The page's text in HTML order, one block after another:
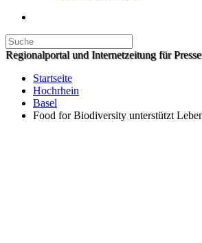
Regionalportal und Internetzeitung für
Startseite
Hochrhein
Basel
Food for Biodiversity unterstützt